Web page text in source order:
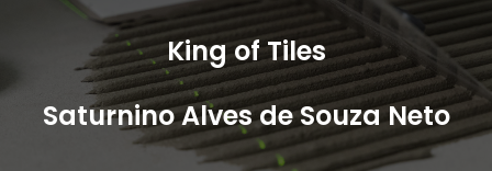
King of Tiles
Saturnino Alves de Souza Neto